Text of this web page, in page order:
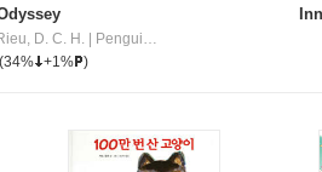
D. C. H.
Penguin Group
(34% +1% )